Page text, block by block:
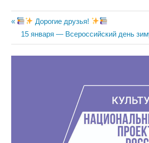
Навигация
по
Предыдущая
запись:
Дорогие друзья!
Следующая
запись:
15 января — Всероссийский день